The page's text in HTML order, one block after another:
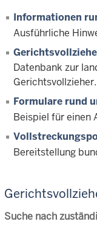
Informationen
Ausführliche
Datenbank zur
Gerichtsvollzieher.
Formulare rund
Beispiel für einen
Bereitstellung
Suche nach